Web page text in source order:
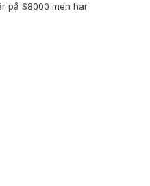
på $8000 men har